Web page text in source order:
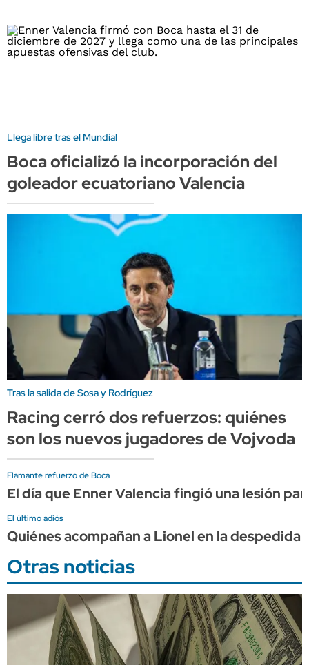
Llega libre tras el Mundial
Boca oficializó la incorporación del
goleador ecuatoriano Valencia
Tras la salida de Sosa y Rodríguez
Racing cerró dos refuerzos: quiénes
son los nuevos jugadores de Vojvoda
Flamante refuerzo de Boca
El día que Enner Valencia fingió una lesión
El último adiós
Quiénes acompañan a Lionel en la despedida
Otras noticias